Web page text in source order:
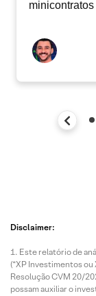
minicontratos
Disclaimer:
Este relatório de
(“XP Investimentos ou
Resolução CVM 20/
possam auxiliar o